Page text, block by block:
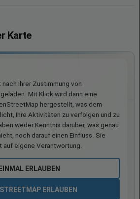
Karte
Ihrer Zustimmung von
Mit Klick wird dann eine
hergestellt, was dem
Ihre Aktivitäten zu verfolgen und zu
weder Kenntnis darüber, was genau
noch darauf einen Einfluss. Sie
auf eigene Verantwortung.
ERLAUBEN
ERLAUBEN